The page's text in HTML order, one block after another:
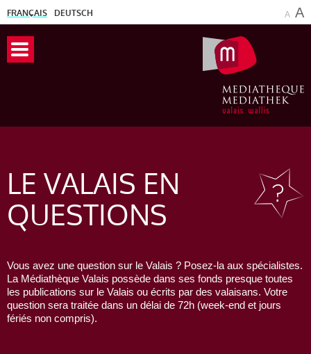
FRANÇAIS DEUTSCH A A
LE VALAIS EN
QUESTIONS
Vous avez une question sur le Valais ? Posez-la aux spécialistes.
La Médiathèque Valais possède dans ses fonds presque toutes
les publications sur le Valais ou écrits par des valaisans. Votre
question sera traitée dans un délai de 72h (week-end et jours
fériés non compris).